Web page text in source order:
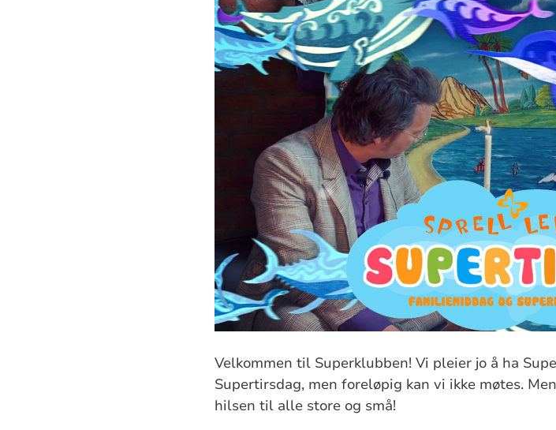
Velkommen til Superklubben! Vi pleier jo å ha
Supertirsdag, men foreløpig kan vi ikke møtes.
hilsen til alle store og små!